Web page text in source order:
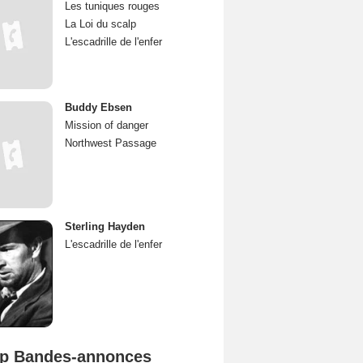
Les tuniques rouges
La Loi du scalp
L'escadrille de l'enfer
Buddy Ebsen
Mission of danger
Northwest Passage
Sterling Hayden
L'escadrille de l'enfer
Bandes-annonces